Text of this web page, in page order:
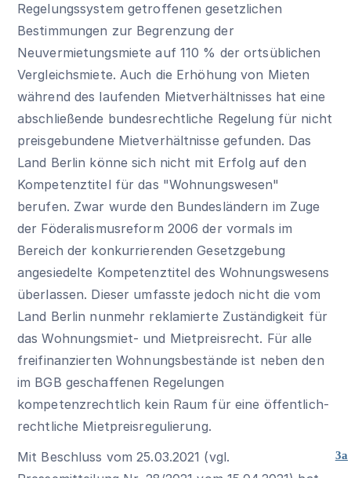
Regelungssystem getroffenen gesetzlichen
Bestimmungen zur Begrenzung der
Neuvermietungsmiete auf 110 % der ortsüblichen
Vergleichsmiete. Auch die Erhöhung von Mieten
während des laufenden Mietverhältnisses hat eine
abschließende bundesrechtliche Regelung für nicht
preisgebundene Mietverhältnisse gefunden. Das
Land Berlin könne sich nicht mit Erfolg auf den
Kompetenztitel für das "Wohnungswesen"
berufen. Zwar wurde den Bundesländern im Zuge
der Föderalismusreform 2006 der vormals im
Bereich der konkurrierenden Gesetzgebung
angesiedelte Kompetenztitel des Wohnungswesens
überlassen. Dieser umfasste jedoch nicht die vom
Land Berlin nunmehr reklamierte Zuständigkeit für
das Wohnungsmiet- und Mietpreisrecht. Für alle
freifinanzierten Wohnungsbestände ist neben den
im BGB geschaffenen Regelungen
kompetenzrechtlich kein Raum für eine öffentlich-
rechtliche Mietpreisregulierung.
3a
Mit Beschluss vom 25.03.2021 (vgl.